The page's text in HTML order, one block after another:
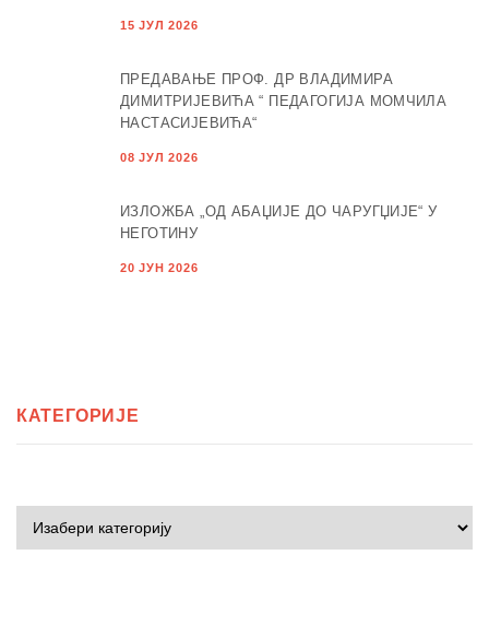
15 ЈУЛ 2026
ПРЕДАВАЊЕ ПРОФ. ДР ВЛАДИМИРА
ДИМИТРИЈЕВИЋА “ ПЕДАГОГИЈА МОМЧИЛА
НАСТАСИЈЕВИЋА“
08 ЈУЛ 2026
ИЗЛОЖБА „ОД АБАЏИЈЕ ДО ЧАРУГЏИЈЕ“ У
НЕГОТИНУ
20 ЈУН 2026
КАТЕГОРИЈЕ